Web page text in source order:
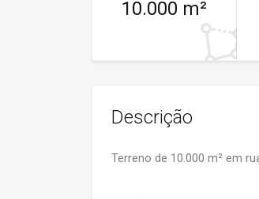
10.000 m²
Descrição
Terreno de 10.000 m² em